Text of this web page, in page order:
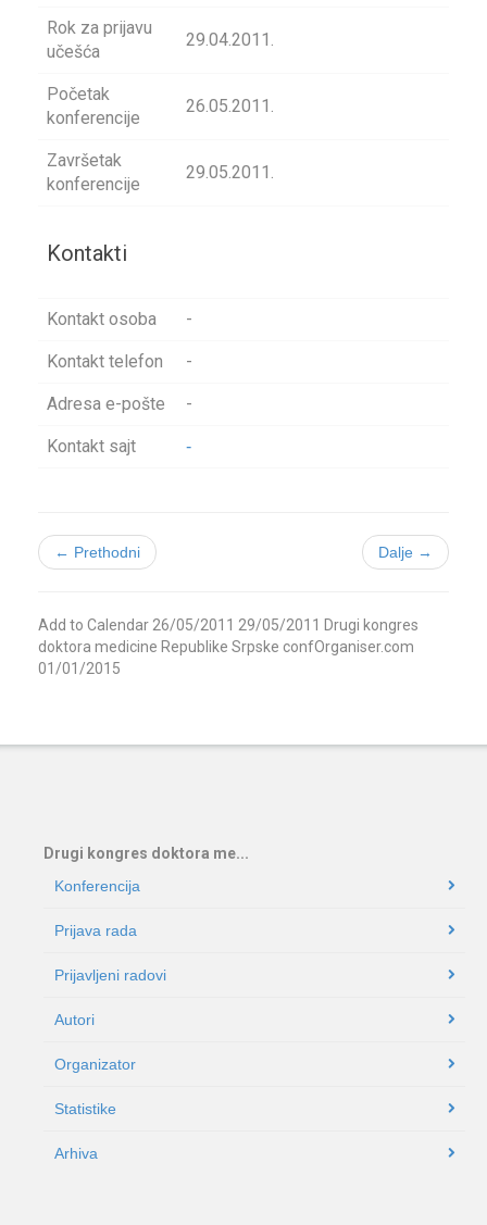
Rok za prijavu
učešća
29.04.2011.
Početak
konferencije
26.05.2011.
Završetak
konferencije
29.05.2011.
Kontakti
Kontakt osoba -
Kontakt telefon -
Adresa e-pošte -
Kontakt sajt -
← Prethodni Dalje →
Add to Calendar 26/05/2011 29/05/2011 Drugi kongres
doktora medicine Republike Srpske confOrganiser.com
01/01/2015
Drugi kongres doktora me...
Konferencija
Prijava rada
Prijavljeni radovi
Autori
Organizator
Statistike
Arhiva